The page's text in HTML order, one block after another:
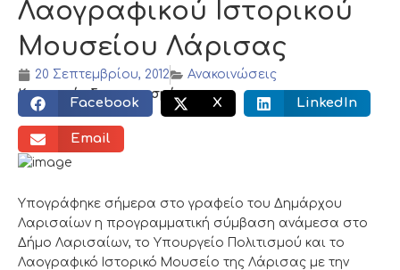
Λαογραφικού Ιστορικού
Μουσείου Λάρισας
20 Σεπτεμβρίου, 2012
Ανακοινώσεις
Κοινωνικός διαμοιρασμός:
Facebook X LinkedIn
Email
Υπογράφηκε σήμερα στο γραφείο του Δημάρχου
Λαρισαίων η προγραμματική σύμβαση ανάμεσα στο
Δήμο Λαρισαίων, το Υπουργείο Πολιτισμού και το
Λαογραφικό Ιστορικό Μουσείο της Λάρισας με την